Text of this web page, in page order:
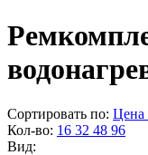
Сортировать по: Цена
Кол-во: 16 32 48 96
Вид: